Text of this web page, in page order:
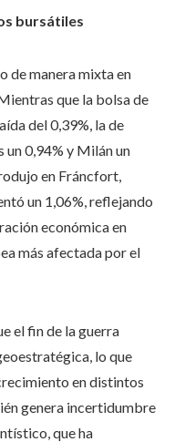
bursátiles
de manera mixta en
que la bolsa de
del 0,39%, la de
un 0,94% y Milán un
en Fráncfort,
un 1,06%, reflejando
económica en
más afectada por el
el fin de la guerra
lo que
en distintos
genera incertidumbre
que ha